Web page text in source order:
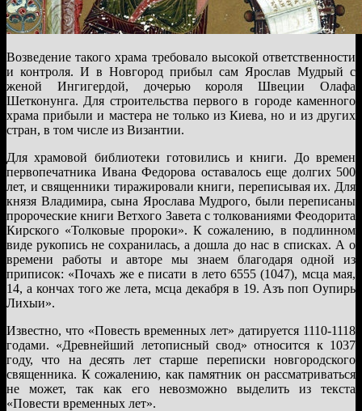
Возведение такого храма требовало высокой ответственности
и контроля. И в Новгород прибыл сам Ярослав Мудрый с
женой Ингигердой, дочерью короля Швеции Олафа
Шетконунга. Для строительства первого в городе каменного
храма прибыли и мастера не только из Киева, но и из других
стран, в том числе из Византии.
Для храмовой библиотеки готовились и книги. До времен
первопечатника Ивана Федорова оставалось еще долгих 500
лет, и священники тиражировали книги, переписывая их. Для
князя Владимира, сына Ярослава Мудрого, были переписаны
пророческие книги Ветхого Завета с толкованиями Феодорита
Кирского «Толковые пророки». К сожалению, в подлинном
виде рукопись не сохранилась, а дошла до нас в списках. А о
времени работы и авторе мы знаем благодаря одной из
приписок: «Почахъ же е писати в лето 6555 (1047), мсца мая,
14, а кончах того же лета, мсца декабря в 19. Азъ поп Оупирь
Лихыи».
Известно, что «Повесть временных лет» датируется 1110-1118
годами. «Древнейший летописный свод» относится к 1037
году, что на десять лет старше переписки новгородского
священника. К сожалению, как памятник он рассматриваться
не может, так как его невозможно выделить из текста
«Повести временных лет».